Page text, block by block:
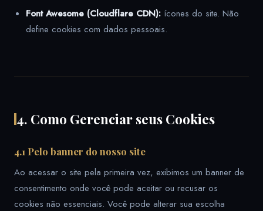
Font Awesome (Cloudflare CDN): ícones do site. Não
define cookies com dados pessoais.
4. Como Gerenciar seus Cookies
4.1 Pelo banner do nosso site
Ao acessar o site pela primeira vez, exibimos um banner de
consentimento onde você pode aceitar ou recusar os
cookies não essenciais. Você pode alterar sua escolha